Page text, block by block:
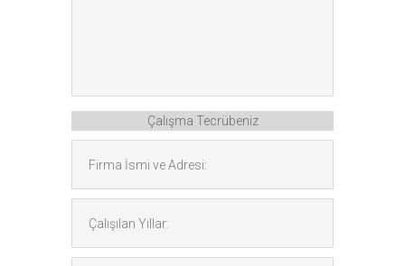
Çalışma Tecrübeniz